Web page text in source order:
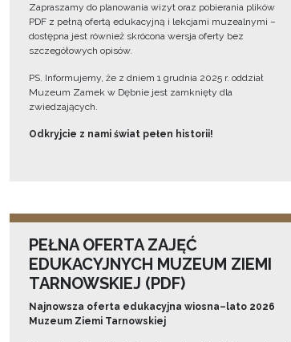
Zapraszamy do planowania wizyt oraz pobierania plików
PDF z pełną ofertą edukacyjną i lekcjami muzealnymi –
dostępna jest również skrócona wersja oferty bez
szczegółowych opisów.
PS. Informujemy, że z dniem 1 grudnia 2025 r. oddział
Muzeum Zamek w Dębnie jest zamknięty dla
zwiedzających.
Odkryjcie z nami świat pełen historii!
PEŁNA OFERTA ZAJĘĆ
EDUKACYJNYCH MUZEUM ZIEMI
TARNOWSKIEJ (PDF)
Najnowsza oferta edukacyjna wiosna–lato 2026
Muzeum Ziemi Tarnowskiej